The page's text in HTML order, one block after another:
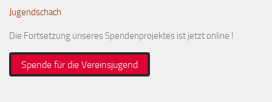
Jugendschach
Die Fortsetzung unseres Spendenprojektes ist jetzt online !
Spende für die Vereinsjugend